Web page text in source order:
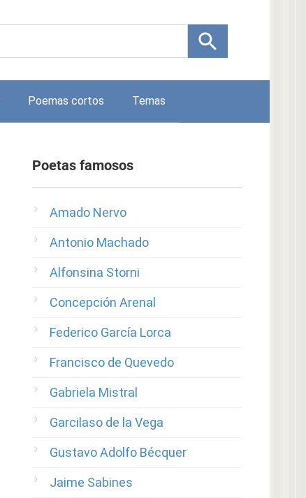
Poemas cortos Temas
Poetas famosos
Amado Nervo
Antonio Machado
Alfonsina Storni
Concepción Arenal
Federico García Lorca
Francisco de Quevedo
Gabriela Mistral
Garcilaso de la Vega
Gustavo Adolfo Bécquer
Jaime Sabines